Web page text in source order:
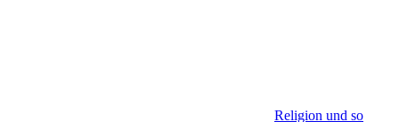
Religion und so